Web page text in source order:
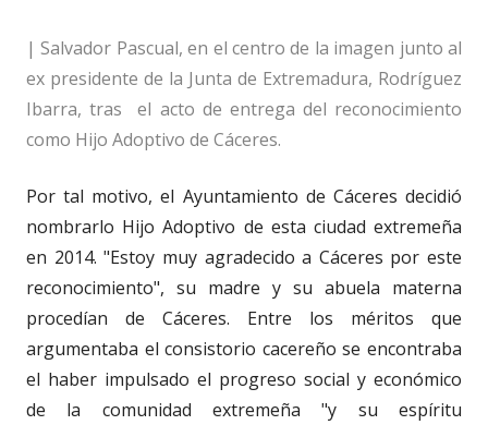
| Salvador Pascual, en el centro de la imagen junto al
ex presidente de la Junta de Extremadura, Rodríguez
Ibarra, tras el acto de entrega del reconocimiento
como Hijo Adoptivo de Cáceres.
Por tal motivo, el Ayuntamiento de Cáceres decidió
nombrarlo Hijo Adoptivo de esta ciudad extremeña
en 2014. "Estoy muy agradecido a Cáceres por este
reconocimiento", su madre y su abuela materna
procedían de Cáceres. Entre los méritos que
argumentaba el consistorio cacereño se encontraba
el haber impulsado el progreso social y económico
de la comunidad extremeña "y su espíritu